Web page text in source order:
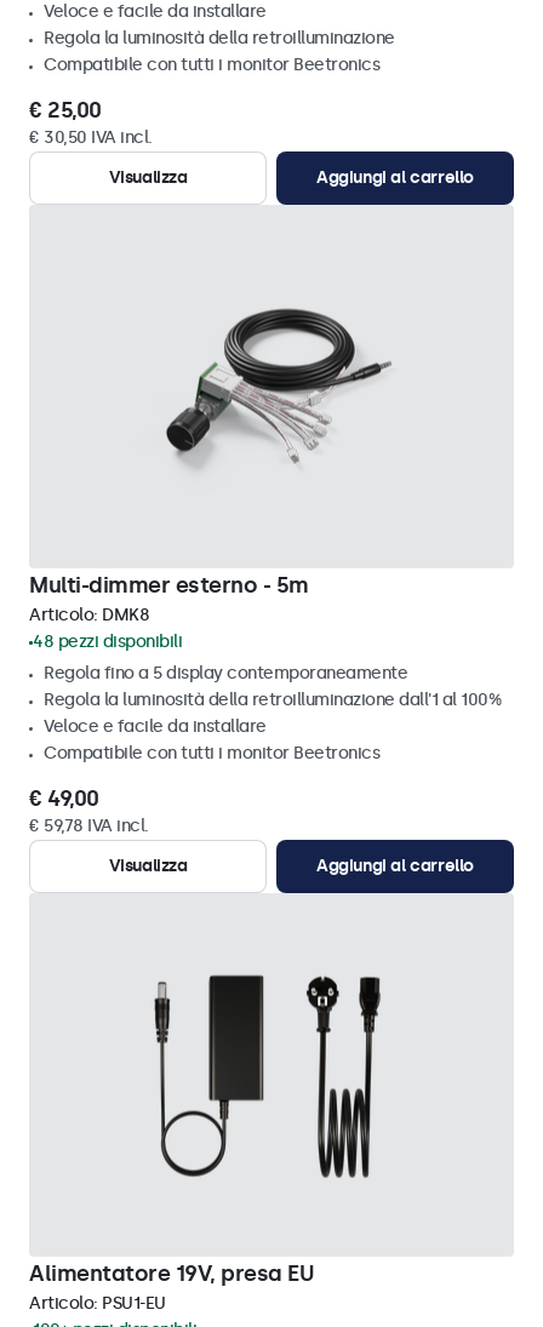
Veloce e facile da installare
Regola la luminosità della retroilluminazione
Compatibile con tutti i monitor Beetronics
€ 25,00
€ 30,50 IVA incl.
Visualizza
Aggiungi al carrello
Multi-dimmer esterno - 5m
Articolo: DMK8
48 pezzi disponibili
Regola fino a 5 display contemporaneamente
Regola la luminosità della retroilluminazione dall'1 al 100%
Veloce e facile da installare
Compatibile con tutti i monitor Beetronics
€ 49,00
€ 59,78 IVA incl.
Visualizza
Aggiungi al carrello
Alimentatore 19V, presa EU
Articolo: PSU1-EU